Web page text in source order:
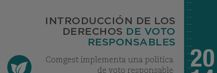
INTRODUCCIÓN DE LOS
DERECHOS DE VOTO
RESPONSABLES
Comgest implementa una política
de voto responsable